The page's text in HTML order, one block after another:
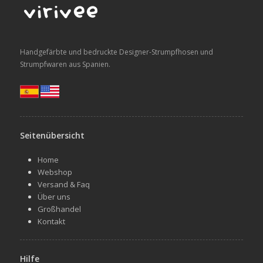
Handgefärbte und bedruckte Designer-Strumpfhosen und
Strumpfwaren aus Spanien.
Seitenübersicht
Home
Webshop
Versand & Faq
Über uns
Großhandel
Kontakt
Hilfe